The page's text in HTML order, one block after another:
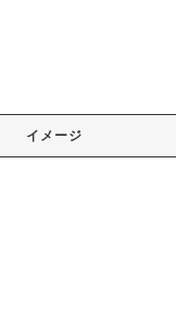
イメージ